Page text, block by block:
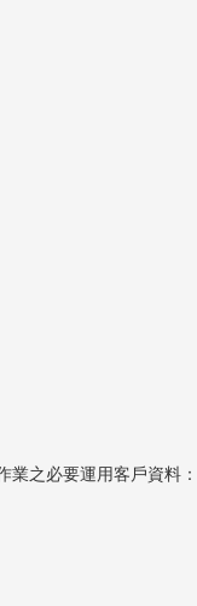
之必要運用客戶資料：